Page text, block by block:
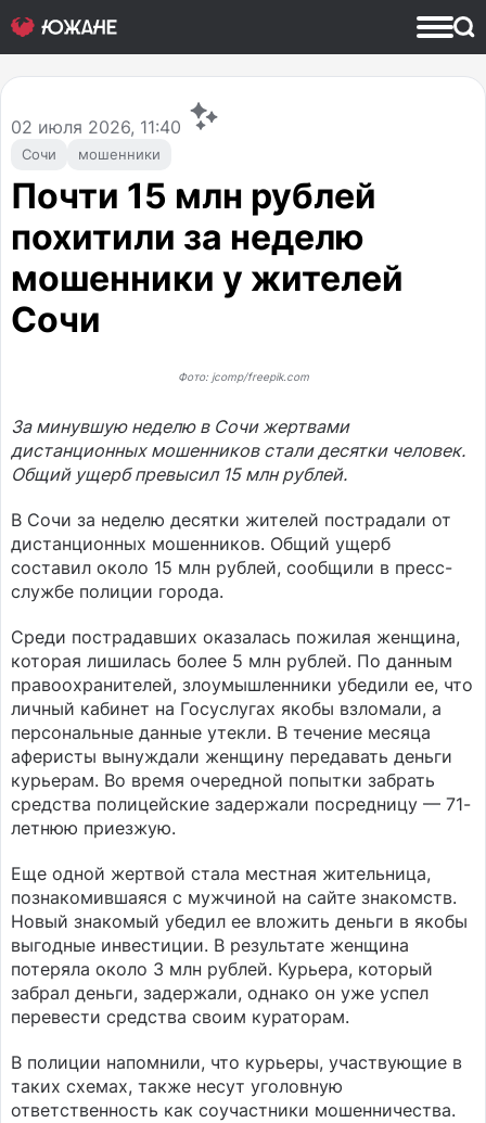
Сочи мошенники
02 июля 2026, 11:40
Почти 15 млн рублей
похитили за неделю
мошенники у жителей
Сочи
Фото: jcomp/freepik.com
За минувшую неделю в Сочи жертвами
дистанционных мошенников стали десятки человек.
Общий ущерб превысил 15 млн рублей.
В Сочи за неделю десятки жителей пострадали от
дистанционных мошенников. Общий ущерб
составил около 15 млн рублей, сообщили в пресс-
службе полиции города.
Среди пострадавших оказалась пожилая женщина,
которая лишилась более 5 млн рублей. По данным
правоохранителей, злоумышленники убедили ее, что
личный кабинет на Госуслугах якобы взломали, а
персональные данные утекли. В течение месяца
аферисты вынуждали женщину передавать деньги
курьерам. Во время очередной попытки забрать
средства полицейские задержали посредницу — 71-
летнюю приезжую.
Еще одной жертвой стала местная жительница,
познакомившаяся с мужчиной на сайте знакомств.
Новый знакомый убедил ее вложить деньги в якобы
выгодные инвестиции. В результате женщина
потеряла около 3 млн рублей. Курьера, который
забрал деньги, задержали, однако он уже успел
перевести средства своим кураторам.
В полиции напомнили, что курьеры, участвующие в
таких схемах, также несут уголовную
ответственность как соучастники мошенничества.